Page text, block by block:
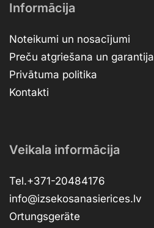
Informācija
Noteikumi un nosacījumi
Preču atgriešana un garantija
Privātuma politika
Kontakti
Veikala informācija
Tel.+371-20484176
info@izsekosanasierices.lv
Ortungsgeräte